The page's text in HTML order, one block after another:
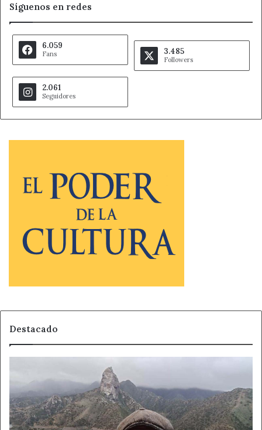
Síguenos en redes
6.059
Fans 3.485
Followers
2.061
Seguidores
Destacado
que
no
espera
al